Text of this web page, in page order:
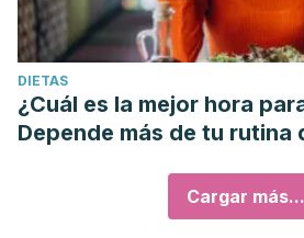
DIETAS
¿Cuál es la mejor hora
Depende más de tu rutina
Cargar más...